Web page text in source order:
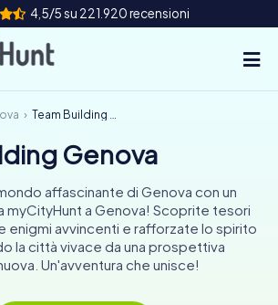
4,5/5 su 221.920 recensioni
Team Building Genova
Genova
affascinante di Genova con un
myCityHunt a Genova! Scoprite tesori
enigmi avvincenti e rafforzate lo spirito
la città vivace da una prospettiva
Un'avventura che unisce!